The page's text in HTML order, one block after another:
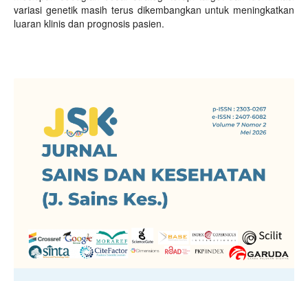
variasi genetik masih terus dikembangkan untuk meningkatkan
luaran klinis dan prognosis pasien.